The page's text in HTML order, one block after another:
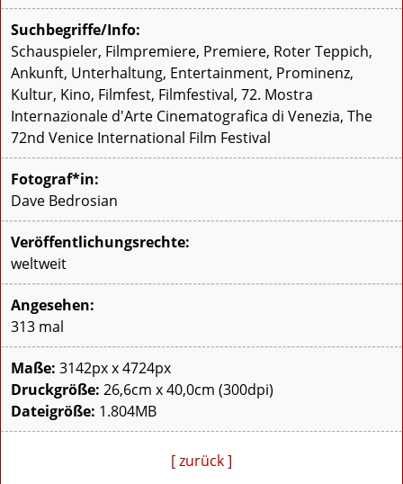
Suchbegriffe/Info:
Schauspieler, Filmpremiere, Premiere, Roter Teppich,
Ankunft, Unterhaltung, Entertainment, Prominenz,
Kultur, Kino, Filmfest, Filmfestival, 72. Mostra
Internazionale d'Arte Cinematografica di Venezia, The
72nd Venice International Film Festival
Fotograf*in:
Dave Bedrosian
Veröffentlichungsrechte:
weltweit
Angesehen:
313 mal
Maße: 3142px x 4724px
Druckgröße: 26,6cm x 40,0cm (300dpi)
Dateigröße: 1.804MB
[ zurück ]